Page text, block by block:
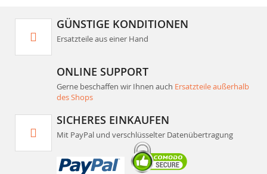
GÜNSTIGE KONDITIONEN
Ersatzteile aus einer Hand
ONLINE SUPPORT
Gerne beschaffen wir Ihnen auch Ersatzteile außerhalb
des Shops
SICHERES EINKAUFEN
Mit PayPal und verschlüsselter Datenübertragung